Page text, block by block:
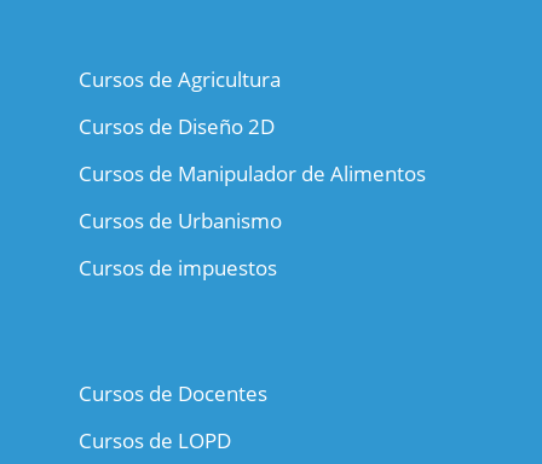
Cursos de Agricultura
Cursos de Diseño 2D
Cursos de Manipulador de Alimentos
Cursos de Urbanismo
Cursos de impuestos
Cursos de Docentes
Cursos de LOPD